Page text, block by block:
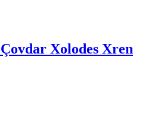
Xolodes Xren